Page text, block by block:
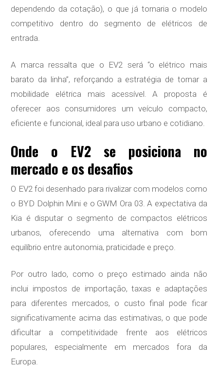
dependendo da cotação), o que já tornaria o modelo
competitivo dentro do segmento de elétricos de
entrada.
A marca ressalta que o EV2 será “o elétrico mais
barato da linha”, reforçando a estratégia de tornar a
mobilidade elétrica mais acessível. A proposta é
oferecer aos consumidores um veículo compacto,
eficiente e funcional, ideal para uso urbano e cotidiano.
Onde o EV2 se posiciona no
mercado e os desafios
O EV2 foi desenhado para rivalizar com modelos como
o BYD Dolphin Mini e o GWM Ora 03. A expectativa da
Kia é disputar o segmento de compactos elétricos
urbanos, oferecendo uma alternativa com bom
equilíbrio entre autonomia, praticidade e preço.
Por outro lado, como o preço estimado ainda não
inclui impostos de importação, taxas e adaptações
para diferentes mercados, o custo final pode ficar
significativamente acima das estimativas, o que pode
dificultar a competitividade frente aos elétricos
populares, especialmente em mercados fora da
Europa.